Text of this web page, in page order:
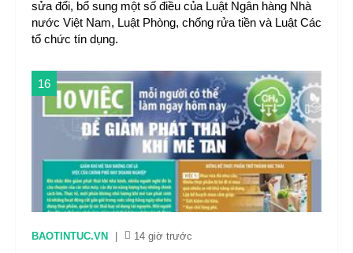
sửa đổi, bổ sung một số điều của Luật Ngân hàng Nhà
nước Việt Nam, Luật Phòng, chống rửa tiền và Luật Các
tổ chức tín dụng.
16
BAOTINTUC.VN 14 giờ trước